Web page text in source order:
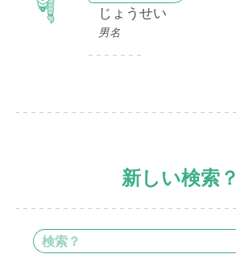
じょうせい
男名
新しい検索？